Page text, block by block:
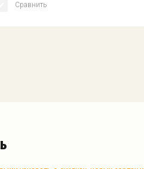
Сравнить